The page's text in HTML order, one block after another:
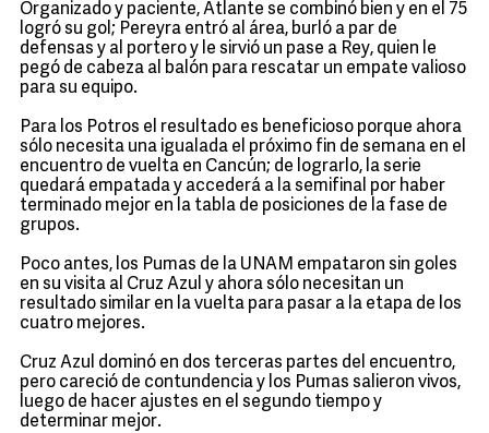
Organizado y paciente, Atlante se combinó bien y en el 75
logró su gol; Pereyra entró al área, burló a par de
defensas y al portero y le sirvió un pase a Rey, quien le
pegó de cabeza al balón para rescatar un empate valioso
para su equipo.
Para los Potros el resultado es beneficioso porque ahora
sólo necesita una igualada el próximo fin de semana en el
encuentro de vuelta en Cancún; de lograrlo, la serie
quedará empatada y accederá a la semifinal por haber
terminado mejor en la tabla de posiciones de la fase de
grupos.
Poco antes, los Pumas de la UNAM empataron sin goles
en su visita al Cruz Azul y ahora sólo necesitan un
resultado similar en la vuelta para pasar a la etapa de los
cuatro mejores.
Cruz Azul dominó en dos terceras partes del encuentro,
pero careció de contundencia y los Pumas salieron vivos,
luego de hacer ajustes en el segundo tiempo y
determinar mejor.